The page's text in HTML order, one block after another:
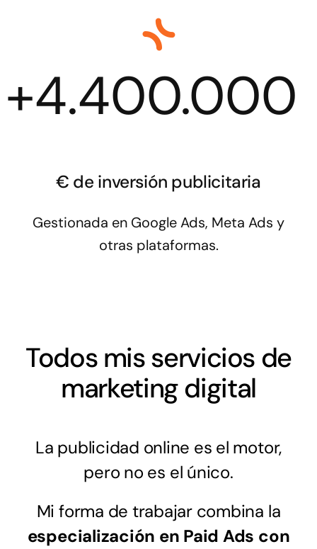
+4.400.000
€ de inversión publicitaria
Gestionada en Google Ads, Meta Ads y
otras plataformas.
Todos mis servicios de
marketing digital
La publicidad online es el motor,
pero no es el único.
Mi forma de trabajar combina la
especialización en Paid Ads con